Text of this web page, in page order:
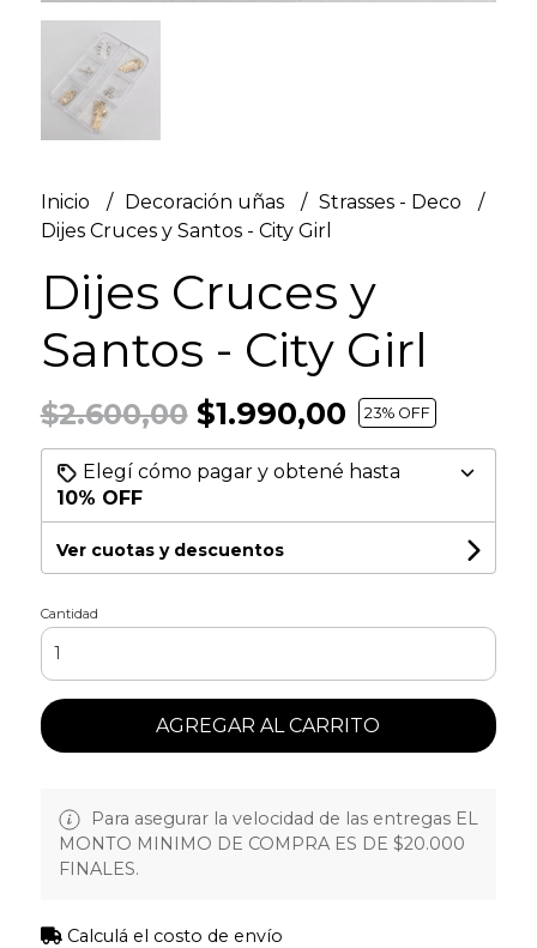
Inicio Decoración uñas
Strasses - Deco
Dijes Cruces y Santos - City Girl
Dijes Cruces y
Santos - City Girl
$2.600,00$1.990,00 23% OFF
Elegí cómo pagar y obtené hasta
10% OFF
Ver cuotas y descuentos
Cantidad
AGREGAR AL CARRITO
Para asegurar la velocidad de las entregas EL
MONTO MINIMO DE COMPRA ES DE $20.000
FINALES.
Calculá el costo de envío